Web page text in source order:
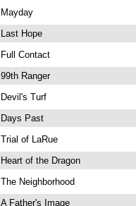
Mayday
Last Hope
Full Contact
99th Ranger
Devil's Turf
Days Past
Trial of LaRue
Heart of the Dragon
The Neighborhood
A Father's Image